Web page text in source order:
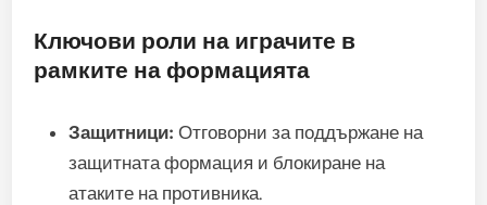
Ключови роли на играчите в
рамките на формацията
Защитници: Отговорни за поддържане на
защитната формация и блокиране на
атаките на противника.